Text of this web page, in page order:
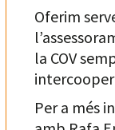
Oferim
la COV
Per a més